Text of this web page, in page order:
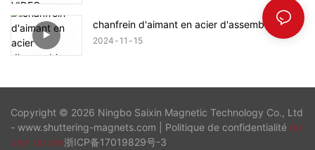
chanfrein d'aimant en acier d'assemblage
2024 11 15
Copyright © 2026 Ningbo Saixin Magnetic Technology Co., Ltd
- www.shuttering-magnets.com |
Politique de confidentialité du
plan du site浙ICP备17019829号-3